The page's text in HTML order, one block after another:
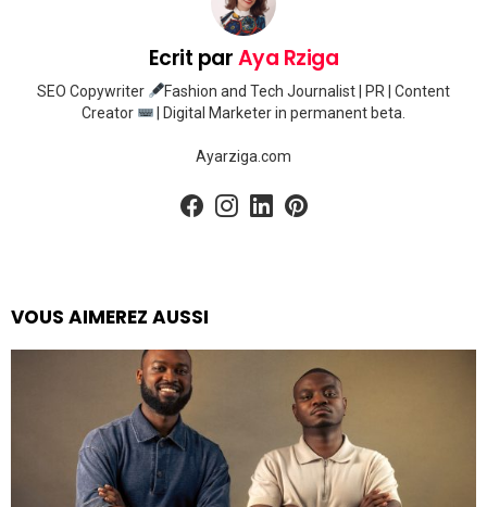
Ecrit parAya Rziga
SEO Copywriter
Fashion and Tech Journalist | PR | Content
Creator
| Digital Marketer in permanent beta.
Ayarziga.com
facebookinstagram
linkedin
VOUS AIMEREZ AUSSI